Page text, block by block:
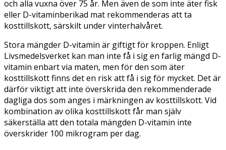
och alla vuxna över 75 år. Men även de som inte äter fisk
eller D-vitaminberikad mat rekommenderas att ta
kosttillskott, särskilt under vinterhalvåret.
Stora mängder D-vitamin är giftigt för kroppen. Enligt
Livsmedelsverket kan man inte få i sig en farlig mängd D-
vitamin enbart via maten, men för den som äter
kosttillskott finns det en risk att få i sig för mycket. Det är
därför viktigt att inte överskrida den rekommenderade
dagliga dos som anges i märkningen av kosttillskott. Vid
kombination av olika kosttillskott får man själv
säkerställa att den totala mängden D-vitamin inte
överskrider 100 mikrogram per dag.